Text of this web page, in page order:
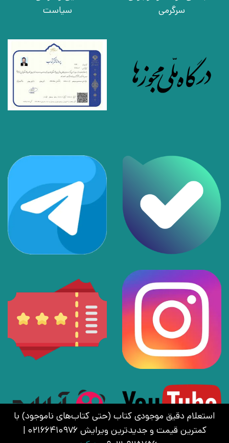
استعلام دقیق موجودی کتاب (حتی کتاب‌های ناموجود) با
کمترین قیمت و جدیدترین ویرایش 02166410976 |
سرگرمی
سیاست